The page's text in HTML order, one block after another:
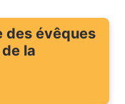
des évêques
la